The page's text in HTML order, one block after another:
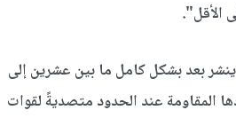
الأقل".
بعد بشكل كامل ما بين عشرين إلى
المقاومة عند الحدود متصديةً لقوات